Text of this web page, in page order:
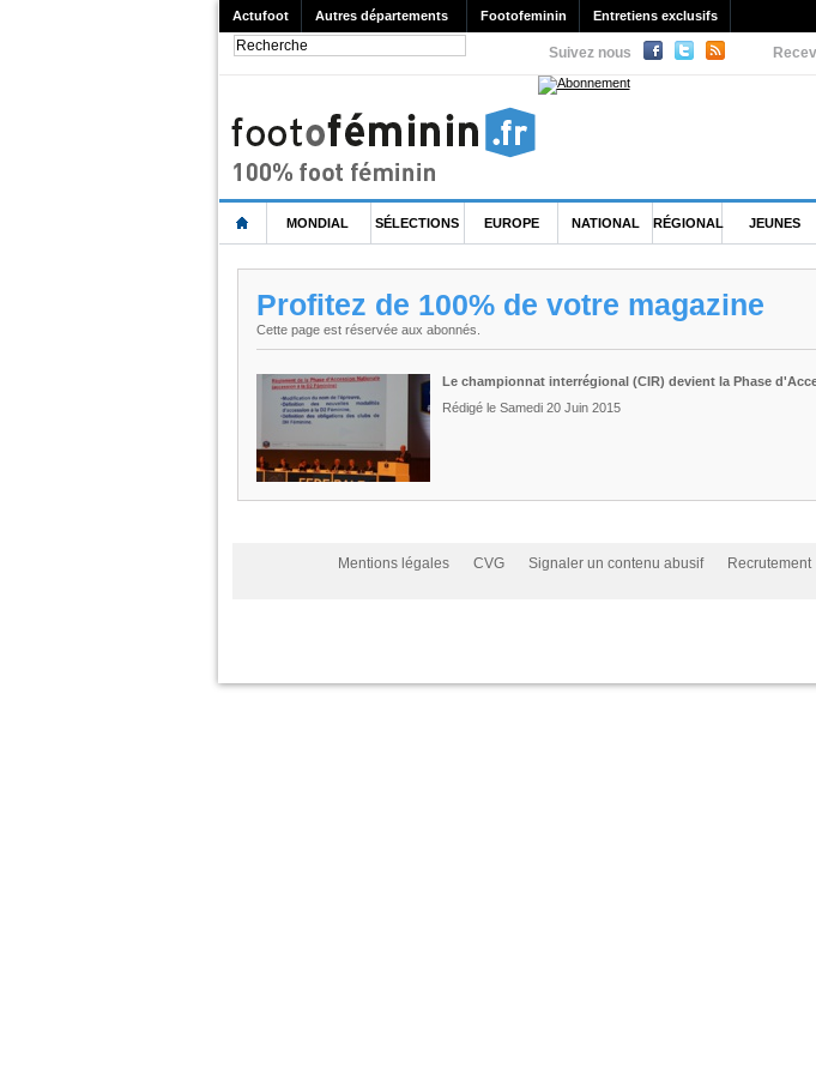
Actufoot Autres départements Footofeminin Entretiens exclusifs
Suivez nous
MONDIAL SÉLECTIONS EUROPE NATIONAL RÉGIONAL JEUNES
Profitez de 100% de votre magazine
Cette page est réservée aux abonnés.
Le championnat interrégional (CIR) devient la Phase
Rédigé le Samedi 20 Juin 2015
Mentions légales CVG Signaler un contenu abusif Recrutement